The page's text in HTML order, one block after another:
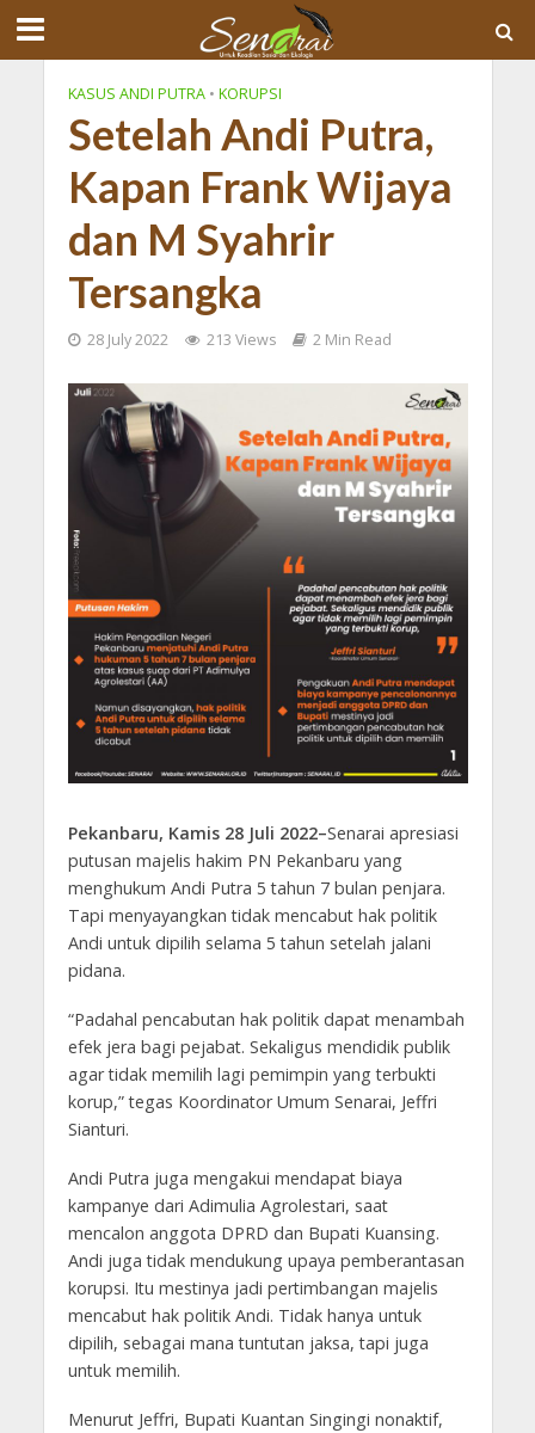
KASUS ANDI PUTRA • KORUPSI
Setelah Andi Putra,
Kapan Frank Wijaya
dan M Syahrir
Tersangka
28 July 2022 213 Views 2 Min Read
Pekanbaru, Kamis 28 Juli 2022–Senarai apresiasi
putusan majelis hakim PN Pekanbaru yang
menghukum Andi Putra 5 tahun 7 bulan penjara.
Tapi menyayangkan tidak mencabut hak politik
Andi untuk dipilih selama 5 tahun setelah jalani
pidana.
“Padahal pencabutan hak politik dapat menambah
efek jera bagi pejabat. Sekaligus mendidik publik
agar tidak memilih lagi pemimpin yang terbukti
korup,” tegas Koordinator Umum Senarai, Jeffri
Sianturi.
Andi Putra juga mengakui mendapat biaya
kampanye dari Adimulia Agrolestari, saat
mencalon anggota DPRD dan Bupati Kuansing.
Andi juga tidak mendukung upaya pemberantasan
korupsi. Itu mestinya jadi pertimbangan majelis
mencabut hak politik Andi. Tidak hanya untuk
dipilih, sebagai mana tuntutan jaksa, tapi juga
untuk memilih.
Menurut Jeffri, Bupati Kuantan Singingi nonaktif,